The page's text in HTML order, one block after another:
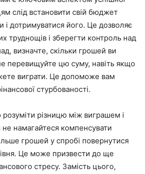
слід встановити свій бюджет
і дотримуватися його. Це дозволяє
труднощів і зберегти контроль над
визначте, скільки грошей ви
перевищуйте цю суму, навіть якщо
виграти. Це допоможе вам
стурбованості.
різницю між виграшем і
намагайтеся компенсувати
грошей у спробі повернутися
Це може призвести до ще
стресу. Замість цього,